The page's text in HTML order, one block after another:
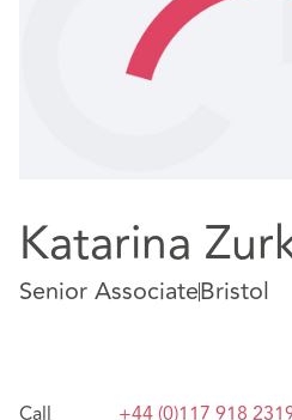
Katarina
Senior AssociateBristol
Call +44 (0)117 918